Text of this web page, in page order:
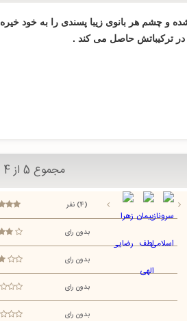
و چشم هر بانوی زیبا پسندی را به خود خیره
ترکیباتش حاصل می کند .
مجموع 5 از 4 رای
(4) نفر
بدون رای
بدون رای
بدون رای
بدون رای